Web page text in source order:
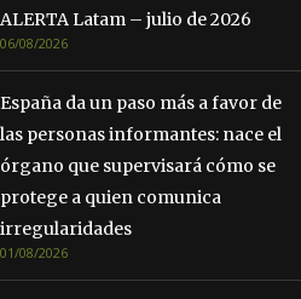
ALERTA Latam – julio de 2026
06/08/2026
España da un paso más a favor de
las personas informantes: nace el
órgano que supervisará cómo se
protege a quien comunica
irregularidades
01/08/2026